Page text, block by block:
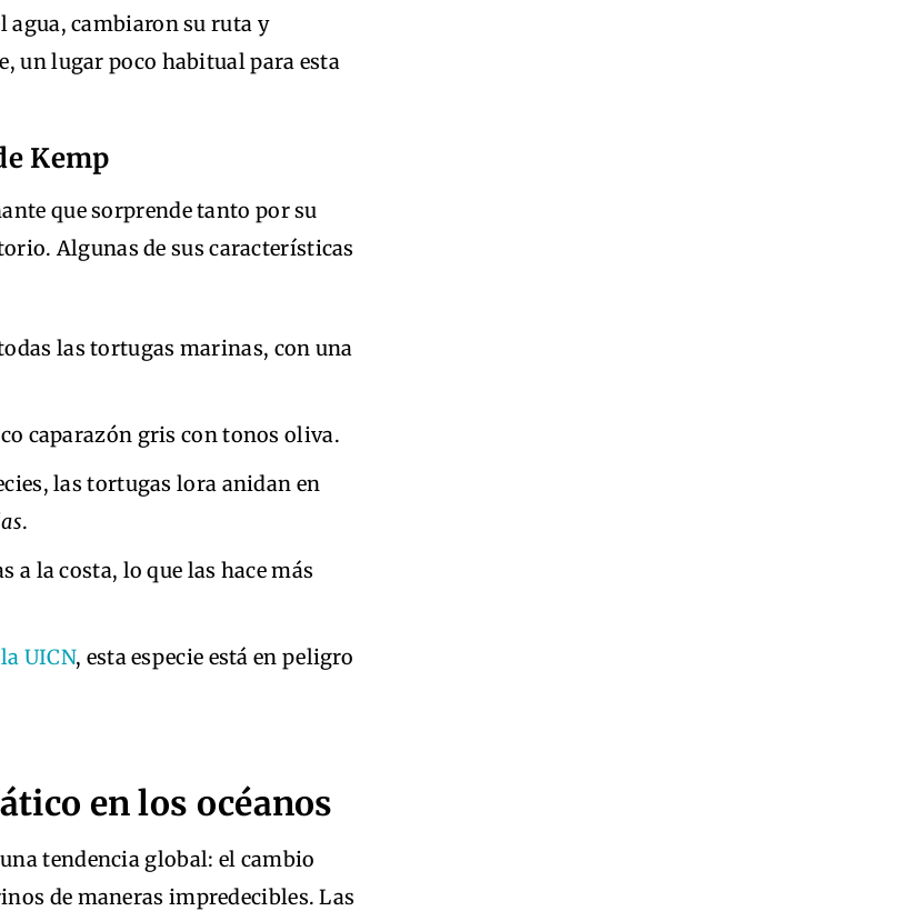
agua, cambiaron su ruta y
un lugar poco habitual para esta
Kemp
que sorprende tanto por su
Algunas de sus características
las tortugas marinas, con una
caparazón gris con tonos oliva.
las tortugas lora anidan en
.
a la costa, lo que las hace más
UICN, esta especie está en peligro
en los océanos
tendencia global: el cambio
de maneras impredecibles. Las